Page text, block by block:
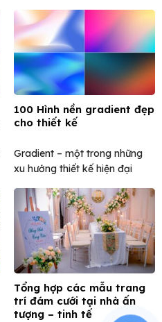
100 Hình nền gradient đẹp
cho thiết kế
Gradient – một trong những
xu hướng thiết kế hiện đại
Tổng hợp các mẫu trang
trí đám cưới tại nhà ấn
tượng – tinh tế